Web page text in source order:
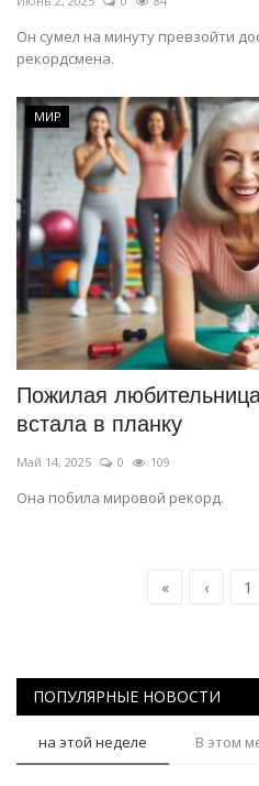
Он сумел на минуту превзойти
рекордсмена.
МИР
Пожилая
встала в планку
Май 14, 2025 0 109
Она побила мировой рекорд.
« ‹ 1
ПОПУЛЯРНЫЕ НОВОСТИ
на этой неделе В этом